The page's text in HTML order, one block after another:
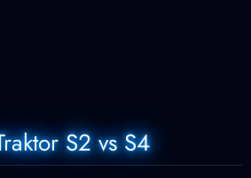
S2 vs S4